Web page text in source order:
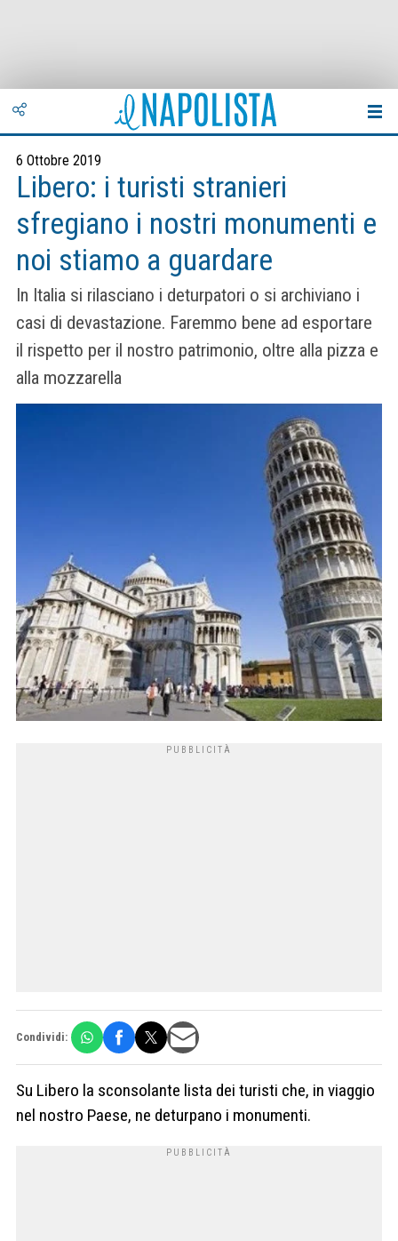
6 Ottobre 2019
Libero: i turisti stranieri
sfregiano i nostri monumenti e
noi stiamo a guardare
In Italia si rilasciano i deturpatori o si archiviano i
casi di devastazione. Faremmo bene ad esportare
il rispetto per il nostro patrimonio, oltre alla pizza e
alla mozzarella
Condividi:
Su Libero la sconsolante lista dei turisti che, in viaggio
nel nostro Paese, ne deturpano i monumenti.